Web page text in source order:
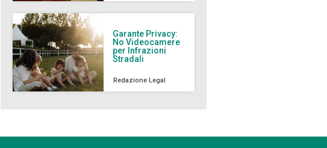
Garante Privacy:
No Videocamere
per Infrazioni
Stradali
Redazione Legal